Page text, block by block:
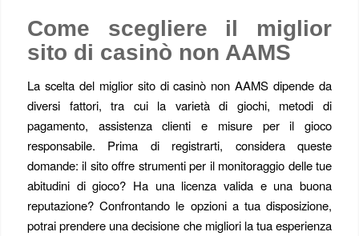
Come scegliere il miglior
sito di casinò non AAMS
La scelta del miglior sito di casinò non AAMS dipende da
diversi fattori, tra cui la varietà di giochi, metodi di
pagamento, assistenza clienti e misure per il gioco
responsabile. Prima di registrarti, considera queste
domande: il sito offre strumenti per il monitoraggio delle tue
abitudini di gioco? Ha una licenza valida e una buona
reputazione? Confrontando le opzioni a tua disposizione,
potrai prendere una decisione che migliori la tua esperienza